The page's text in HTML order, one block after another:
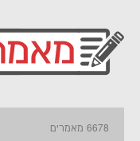
6678 מאמרים